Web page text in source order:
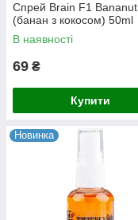
Спрей Brain F1 Bananut
(банан з кокосом) 50ml
В наявності
69 ₴
Купити
Новинка